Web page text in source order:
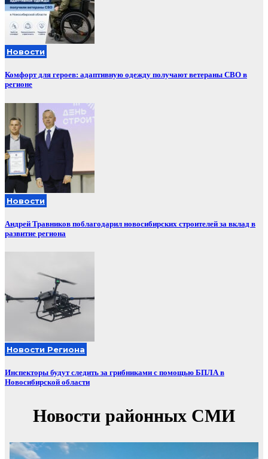
Новости
Комфорт для героев: адаптивную одежду получают ветераны СВО в
регионе
Новости
Андрей Травников поблагодарил новосибирских строителей за вклад в
развитие региона
Новости Региона
Инспекторы будут следить за грибниками с помощью БПЛА в
Новосибирской области